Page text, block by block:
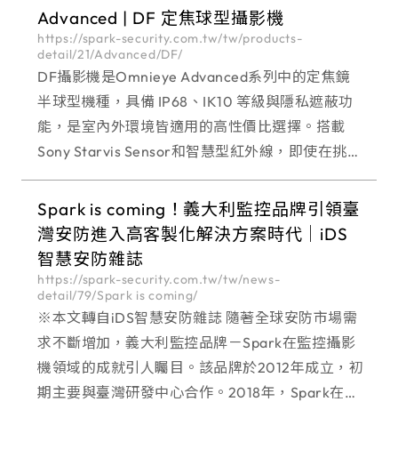
時，通過資安認證，保障資訊安全。
Advanced | DF 定焦球型攝影機
https://spark-security.com.tw/tw/products-
detail/21/Advanced/DF/
DF攝影機是Omnieye Advanced系列中的定焦鏡
半球型機種，具備 IP68、IK10 等級與隱私遮蔽功
能，是室內外環境皆適用的高性價比選擇。搭載
Sony Starvis Sensor和智慧型紅外線，即使在挑戰
性的光線條件下，也能提供高品質的影像。
Omnieye Advan
Spark is coming！義大利監控品牌引領臺
灣安防進入高客製化解決方案時代│iDS
智慧安防雜誌
https://spark-security.com.tw/tw/news-
detail/79/Spark is coming/
※本文轉自iDS智慧安防雜誌 隨著全球安防市場需
求不斷增加，義大利監控品牌－Spark在監控攝影
機領域的成就引人矚目。該品牌於2012年成立，初
期主要與臺灣研發中心合作。2018年，Spark在臺